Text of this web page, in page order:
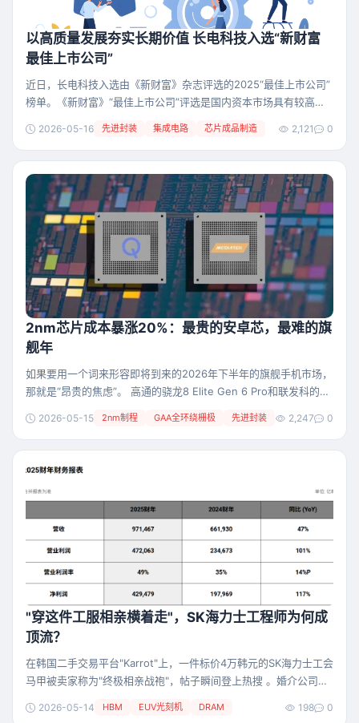
以高质量发展夯实长期价值 长电科技入选“新财富
最佳上市公司”
近日，长电科技入选由《新财富》杂志评选的2025“最佳上市公司”
榜单。《新财富》“最佳上市公司”评选是国内资本市场具有较高市
展（ESG）表现、品牌影响力等维度开展综合评估，通过客观指标
可度的上市公司代表，推动资本市场构建更加透明、规范、健康的
生态。此次入选，是资本市场对长电科技综合实
2026-05-16 先进封装 集成电路 芯片成品制造 2,121 0
2nm芯片成本暴涨20%：最贵的安卓芯，最难的旗
舰年
如果要用一个词来形容即将到来的2026年下半年的旗舰手机市场，
那就是“昂贵的焦虑”。 高通的骁龙8 Elite Gen 6 Pro和联发科的天
炸弹”。 随着台积电2nm制程（N2P）计划在2026年下半年量产，
2026-05-15 2nm制程 GAA全环绕栅极 先进封装 2,247 0
"穿这件工服相亲横着走"，SK海力士工程师为何成
顶流？
在韩国二手交易平台"Karrot"上，一件标价4万韩元的SK海力士工会
马甲被卖家称为"终极相亲战袍"，帖子瞬间登上热搜 。婚介公司
示："自半导体超级周期开启以来，市场明显更偏好那些实际收入远
2026-05-14 HBM EUV光刻机 DRAM 198 0